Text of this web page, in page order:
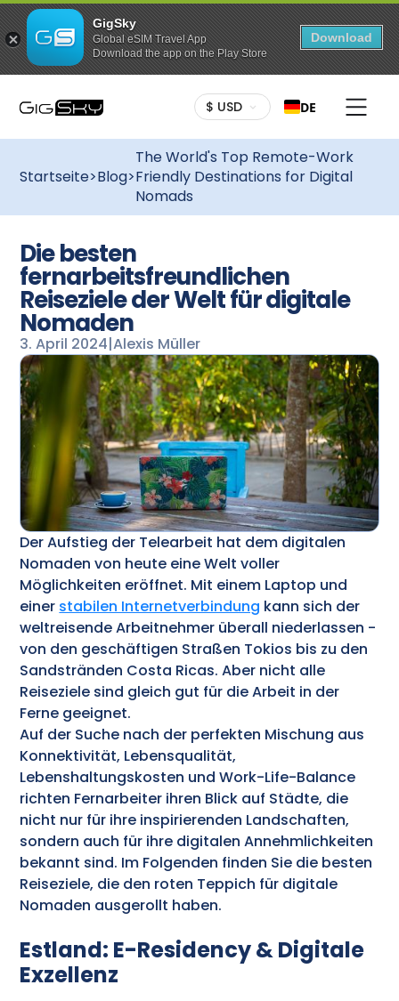
GigSky
Global eSIM Travel App
Download the app on the Play Store
Download
$ USD DE
Startseite>Blog>
The World's Top Remote-Work
Friendly Destinations for Digital
Nomads
Die besten
fernarbeitsfreundlichen
Reiseziele der Welt für digitale
Nomaden
3. April 2024|Alexis Müller
Der Aufstieg der Telearbeit hat dem digitalen
Nomaden von heute eine Welt voller
Möglichkeiten eröffnet. Mit einem Laptop und
einer stabilen Internetverbindung kann sich der
weltreisende Arbeitnehmer überall niederlassen -
von den geschäftigen Straßen Tokios bis zu den
Sandstränden Costa Ricas. Aber nicht alle
Reiseziele sind gleich gut für die Arbeit in der
Ferne geeignet.
Auf der Suche nach der perfekten Mischung aus
Konnektivität, Lebensqualität,
Lebenshaltungskosten und Work-Life-Balance
richten Fernarbeiter ihren Blick auf Städte, die
nicht nur für ihre inspirierenden Landschaften,
sondern auch für ihre digitalen Annehmlichkeiten
bekannt sind. Im Folgenden finden Sie die besten
Reiseziele, die den roten Teppich für digitale
Nomaden ausgerollt haben.
Estland: E-Residency & Digitale
Exzellenz